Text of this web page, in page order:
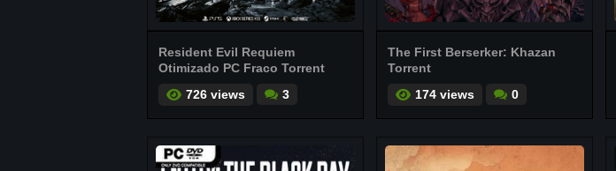
Resident Evil Requiem
Otimizado PC Fraco Torrent
726 views
3
The First Berserker: Khazan
Torrent
174 views
0